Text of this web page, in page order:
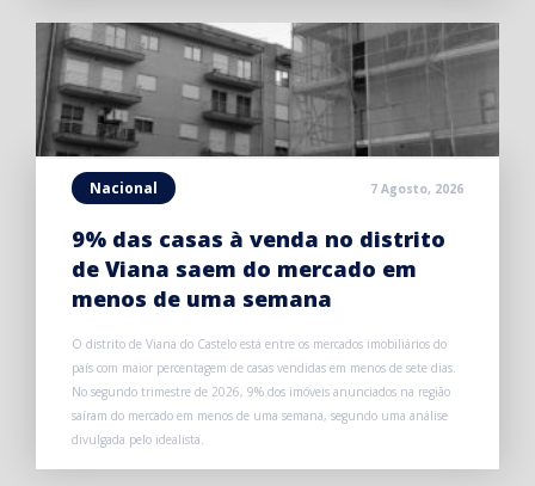
Nacional 7 Agosto, 2026
9% das casas à venda no distrito
de Viana saem do mercado em
menos de uma semana
O distrito de Viana do Castelo está entre os mercados imobiliários do
país com maior percentagem de casas vendidas em menos de sete dias.
No segundo trimestre de 2026, 9% dos imóveis anunciados na região
saíram do mercado em menos de uma semana, segundo uma análise
divulgada pelo idealista.